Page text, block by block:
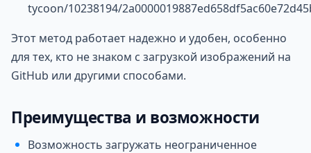
tycoon/10238194/
Этот метод работает надежно и удобен, особенно
для тех, кто не знаком с загрузкой изображений на
GitHub или другими способами.
Преимущества и возможности
Возможность загружать неограниченное